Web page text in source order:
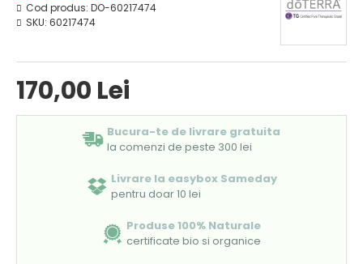
170,00 Lei
Cod produs: DO-60217474
SKU: 60217474
Bucura-te de livrare gratuita
la comenzi de peste 300 lei
Livrare la easybox Sameday
pentru doar 10 lei
Produse 100% Naturale
certificate bio si organice